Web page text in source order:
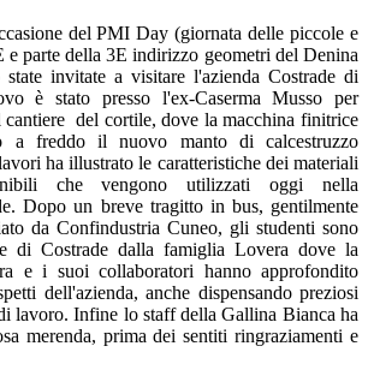
del PMI Day (giornata delle piccole e
e parte della 3E indirizzo geometri del Denina
invitate a visitare l'azienda Costrade di
è stato presso l'ex-Caserma Musso per
cantiere del cortile, dove la macchina finitrice
a freddo il nuovo manto di calcestruzzo
ha illustrato le caratteristiche dei materiali
che vengono utilizzati oggi nella
Dopo un breve tragitto in bus, gentilmente
da Confindustria Cuneo, gli studenti sono
di Costrade dalla famiglia Lovera dove la
e i suoi collaboratori hanno approfondito
dell'azienda, anche dispensando preziosi
lavoro. Infine lo staff della Gallina Bianca ha
merenda, prima dei sentiti ringraziamenti e